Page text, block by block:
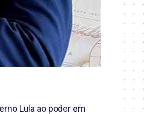
Lula ao poder em